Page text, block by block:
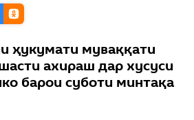
ҳукумати муваққати
ахираш дар хусуси
барои суботи минтақа